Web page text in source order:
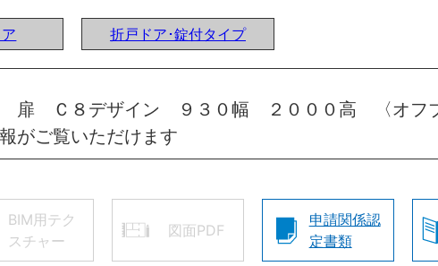
折戸ドア･錠付タイプ
Ｃ８デザイン ９３０幅 ２０００高 〈オフ
がご覧いただけます
BIM用テク
スチャー
図面PDF
申請関係認
定書類